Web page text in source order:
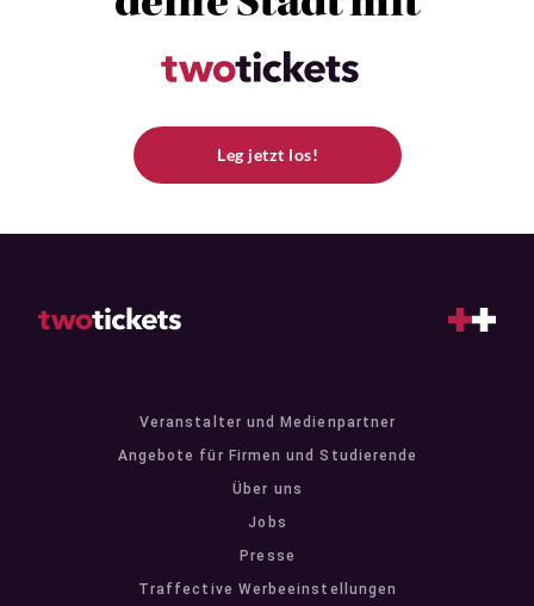
Leg jetzt los!
Veranstalter und Medienpartner
Angebote für Firmen und Studierende
Über uns
Jobs
Presse
Traffective Werbeeinstellungen